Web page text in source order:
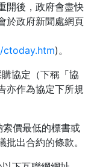
開後，政府會盡快
於政府新聞處網頁
)。
協定（下稱「協
亦作為協定下所規
價最低的標書或
出合約的條款。